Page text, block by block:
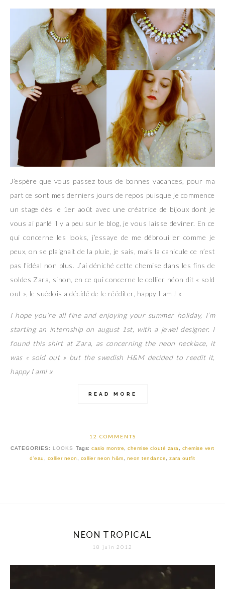
J’espère que vous passez tous de bonnes vacances, pour ma
part ce sont mes derniers jours de repos puisque je commence
un stage dès le 1er août avec une créatrice de bijoux dont je
vous ai parlé il y a peu sur le blog, je vous laisse deviner. En ce
qui concerne les looks, j’essaye de me débrouiller comme je
peux, on se plaignait de la pluie, je sais, mais la canicule ce n’est
pas l’idéal non plus. J’ai déniché cette chemise dans les fins de
soldes Zara, sinon, en ce qui concerne le collier néon dit « sold
out », le suédois a décidé de le rééditer, happy I am ! x
I hope you’re all fine and enjoying your summer holiday, I’m
starting an internship on august 1st, with a jewel designer. I
found this shirt at Zara, as concerning the neon necklace, it
was « sold out » but the swedish H&M decided to reedit it,
happy I am! x
READ MORE
12 COMMENTS
CATEGORIES: LOOKS Tags:casio montre ,chemise clouté zara
chemise vert
d'eau
collier neon collier neon h&m neon tendance ,zara outfit
NEON TROPICAL
18 juin 2012